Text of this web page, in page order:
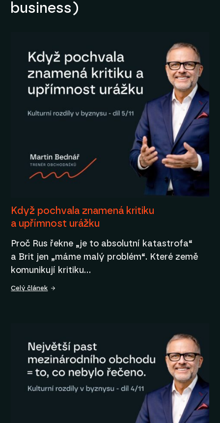
business)
Když pochvala znamená kritiku
a upřímnost urážku
Proč Rus řekne „je to absolutní katastrofa“
a Brit jen „máme malý problém“. Které země
komunikují kritiku…
Celý článek